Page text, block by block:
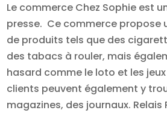
Le commerce Chez Sophie est
presse. Ce commerce propose
de produits tels que des
des tabacs à rouler, mais
hasard comme le loto et les
clients peuvent également y
magazines, des journaux.